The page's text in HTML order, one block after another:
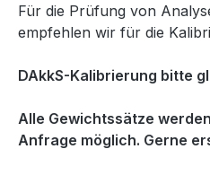
Für die Prüfung von
empfehlen wir für die
DAkkS-Kalibrierung bitte
Alle Gewichtssätze
Anfrage möglich. Gerne